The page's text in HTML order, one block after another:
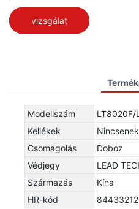
vizsgálat
Modellszám
Kellékek
Csomagolás
Doboz
Védjegy
LEAD
Származás
Kína
HR-kód